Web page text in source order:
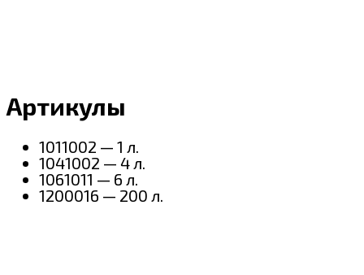
Артикулы
1011002 — 1 л.
1041002 — 4 л.
1061011 — 6 л.
1200016 — 200 л.